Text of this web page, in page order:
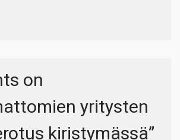
on
yritysten
kiristymässä”